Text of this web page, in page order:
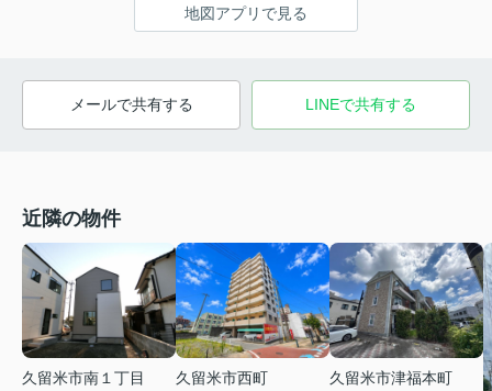
地図アプリで見る
メールで共有する LINEで共有する
近隣の物件
久留米市南１丁目
久留米市西町
久留米市津福本町